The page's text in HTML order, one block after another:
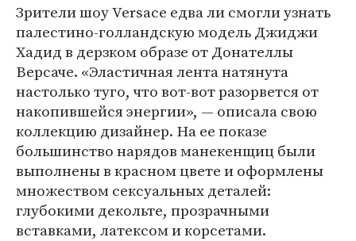
Зрители шоу Versace едва ли смогли узнать
палестино-голландскую модель Джиджи
Хадид в дерзком образе от Донателлы
Версаче. «Эластичная лента натянута
настолько туго, что вот-вот разорвется от
накопившейся энергии», — описала свою
коллекцию дизайнер. На ее показе
большинство нарядов манекенщиц были
выполнены в красном цвете и оформлены
множеством сексуальных деталей:
глубокими декольте, прозрачными
вставками, латексом и корсетами.